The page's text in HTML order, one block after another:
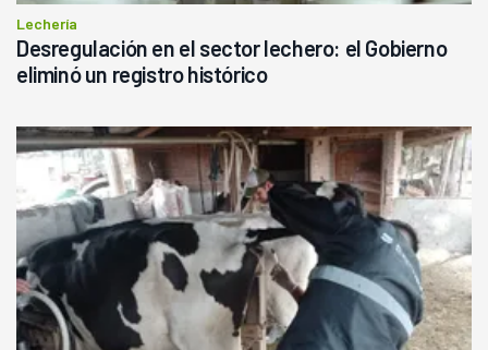
Lechería
Desregulación en el sector lechero: el Gobierno
eliminó un registro histórico